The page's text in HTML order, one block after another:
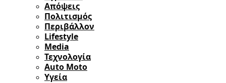
Απόψεις
Πολιτισμός
Περιβάλλον
Lifestyle
Media
Τεχνολογία
Auto Moto
Υγεία